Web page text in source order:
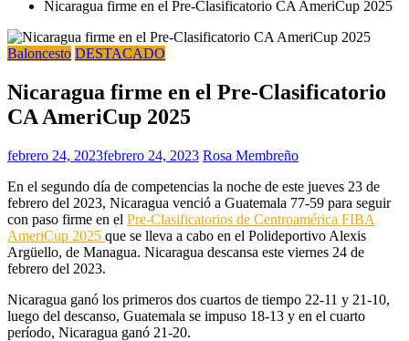
Nicaragua firme en el Pre-Clasificatorio CA AmeriCup 2025
Baloncesto DESTACADO
Nicaragua firme en el Pre-Clasificatorio
CA AmeriCup 2025
febrero 24, 2023febrero 24, 2023 Rosa Membreño
En el segundo día de competencias la noche de este jueves 23 de
febrero del 2023, Nicaragua venció a Guatemala 77-59 para seguir
con paso firme en el Pre-Clasificatorios de Centroamérica FIBA
AmeriCup 2025 que se lleva a cabo en el Polideportivo Alexis
Argüello, de Managua. Nicaragua descansa este viernes 24 de
febrero del 2023.
Nicaragua ganó los primeros dos cuartos de tiempo 22-11 y 21-10,
luego del descanso, Guatemala se impuso 18-13 y en el cuarto
período, Nicaragua ganó 21-20.